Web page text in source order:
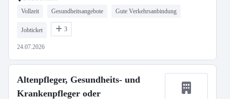
Vollzeit Gesundheitsangebote Gute Verkehrsanbindung
Jobticket 3
24.07.2026
Altenpfleger, Gesundheits- und
Krankenpfleger oder